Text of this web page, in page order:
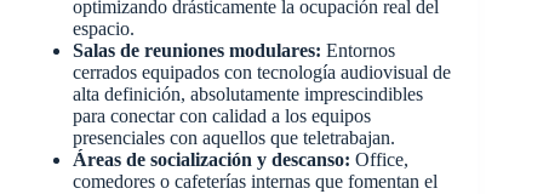
optimizando drásticamente la ocupación real del
espacio.
Salas de reuniones modulares: Entornos
cerrados equipados con tecnología audiovisual de
alta definición, absolutamente imprescindibles
para conectar con calidad a los equipos
presenciales con aquellos que teletrabajan.
Áreas de socialización y descanso: Office,
comedores o cafeterías internas que fomentan el